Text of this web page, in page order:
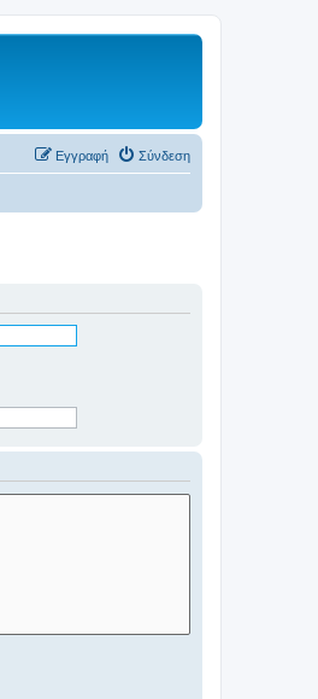
Σύνδεση
Εγγραφή